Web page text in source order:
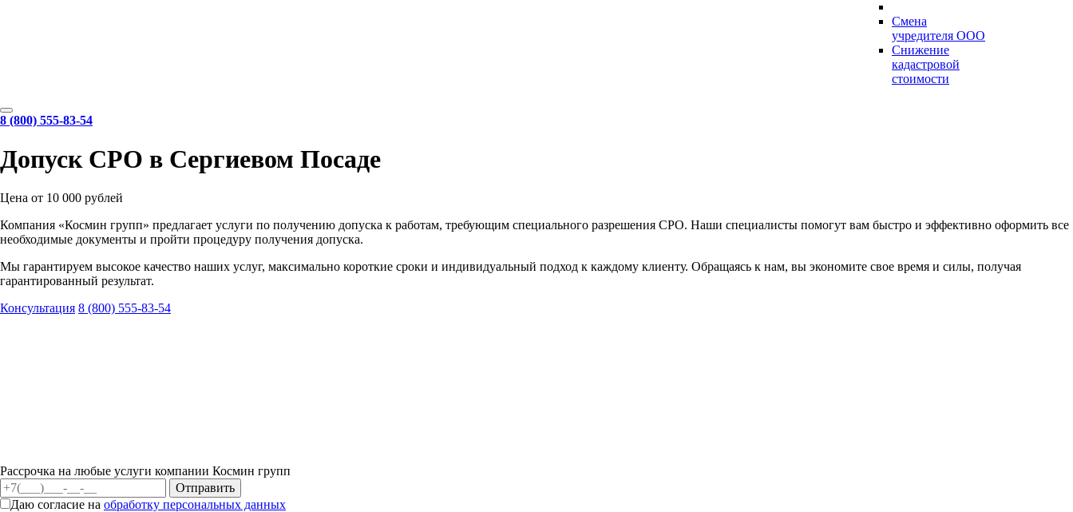
Смена
учредителя ООО
Снижение
кадастровой
стоимости
8 (800) 555-83-54
Допуск СРО в Сергиевом Посаде
Цена от 10 000 рублей
Компания «Космин групп» предлагает услуги по получению допуска к работам, требующим специального разрешения СРО. Наши специалисты помогут вам быстро и эффективно оформить все
необходимые документы и пройти процедуру получения допуска.
Мы гарантируем высокое качество наших услуг, максимально короткие сроки и индивидуальный подход к каждому клиенту. Обращаясь к нам, вы экономите свое время и силы, получая
гарантированный результат.
Консультация 8 (800) 555-83-54
Рассрочка на любые услуги компании Космин групп
Даю согласие на обработку персональных данных